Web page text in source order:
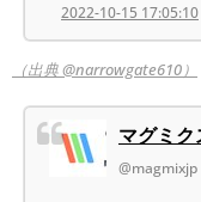
2022-10-15 17:05:10
（出典 @narrowgate610）
マグミ
@magmixjp